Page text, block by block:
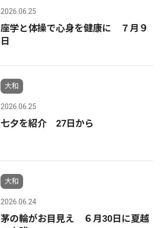
2026.06.25
座学と体操で心身を健康に ７月９
日
大和
2026.06.25
七夕を紹介 27日から
大和
2026.06.24
茅の輪がお目見え ６月30日に夏越